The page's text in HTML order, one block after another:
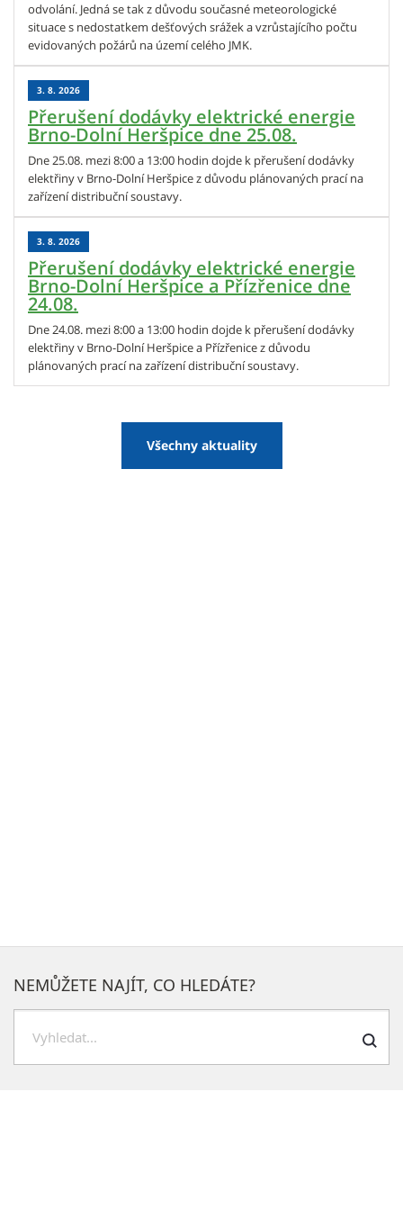
odvolání. Jedná se tak z důvodu současné meteorologické
situace s nedostatkem dešťových srážek a vzrůstajícího počtu
evidovaných požárů na území celého JMK.
3. 8. 2026
Přerušení dodávky elektrické energie
Brno-Dolní Heršpice dne 25.08.
Dne 25.08. mezi 8:00 a 13:00 hodin dojde k přerušení dodávky
elektřiny v Brno-Dolní Heršpice z důvodu plánovaných prací na
zařízení distribuční soustavy.
3. 8. 2026
Přerušení dodávky elektrické energie
Brno-Dolní Heršpice a Přízřenice dne
24.08.
Dne 24.08. mezi 8:00 a 13:00 hodin dojde k přerušení dodávky
elektřiny v Brno-Dolní Heršpice a Přízřenice z důvodu
plánovaných prací na zařízení distribuční soustavy.
Všechny aktuality
NEMŮŽETE NAJÍT, CO HLEDÁTE?